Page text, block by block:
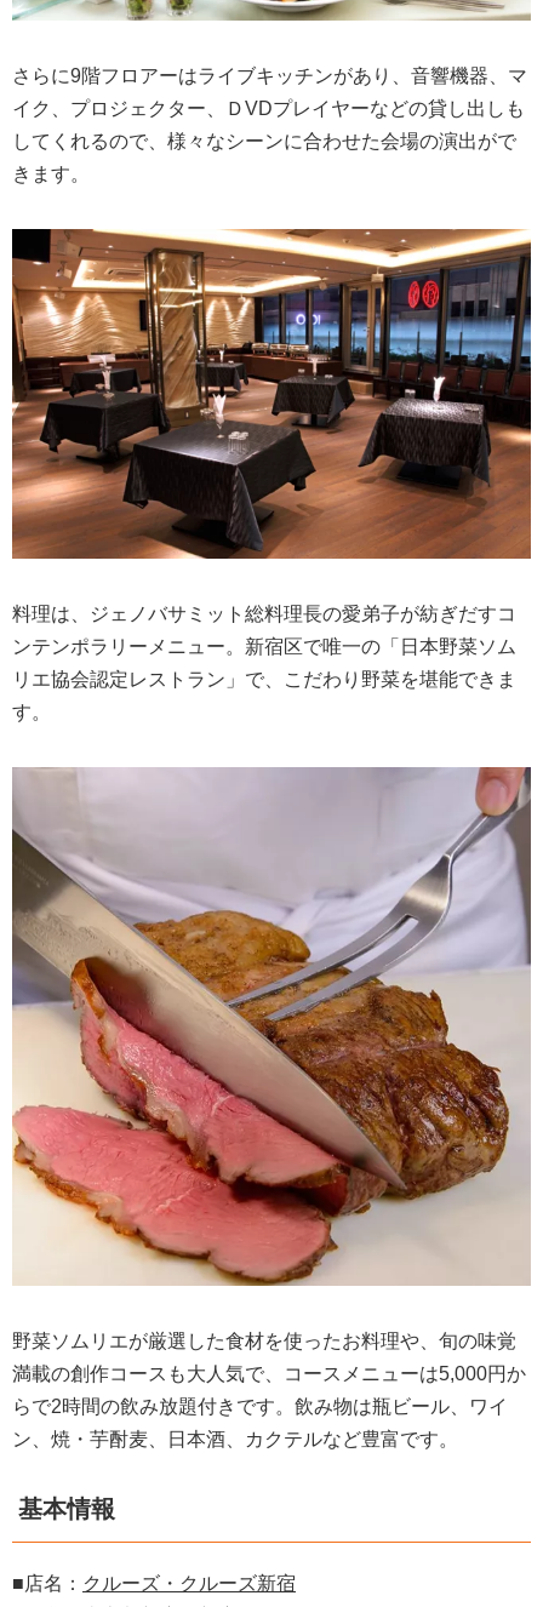
さらに9階フロアーはライブキッチンがあり、音響機器、マ
イク、プロジェクター、ＤVDプレイヤーなどの貸し出しも
してくれるので、様々なシーンに合わせた会場の演出がで
きます。
料理は、ジェノバサミット総料理長の愛弟子が紡ぎだすコ
ンテンポラリーメニュー。新宿区で唯一の「日本野菜ソム
リエ協会認定レストラン」で、こだわり野菜を堪能できま
す。
野菜ソムリエが厳選した食材を使ったお料理や、旬の味覚
満載の創作コースも大人気で、コースメニューは5,000円か
らで2時間の飲み放題付きです。飲み物は瓶ビール、ワイ
ン、焼・芋酎麦、日本酒、カクテルなど豊富です。
基本情報
■店名： クルーズ・クルーズ新宿